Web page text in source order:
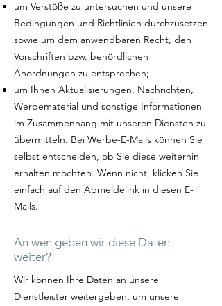
um Verstöße zu untersuchen und unsere
Bedingungen und Richtlinien durchzusetzen
sowie um dem anwendbaren Recht, den
Vorschriften bzw. behördlichen
Anordnungen zu entsprechen;
um Ihnen Aktualisierungen, Nachrichten,
Werbematerial und sonstige Informationen
im Zusammenhang mit unseren Diensten zu
übermitteln. Bei Werbe-E-Mails können Sie
selbst entscheiden, ob Sie diese weiterhin
erhalten möchten. Wenn nicht, klicken Sie
einfach auf den Abmeldelink in diesen E-
Mails.
An wen geben wir diese Daten
weiter?
Wir können Ihre Daten an unsere
Dienstleister weitergeben, um unsere